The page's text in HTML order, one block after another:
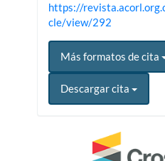
https://
cle/view/292
Más formatos de cita
Descargar cita